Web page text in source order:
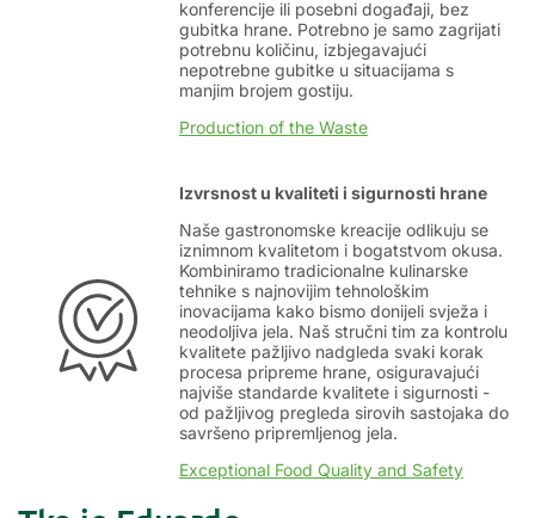
konferencije ili posebni događaji, bez
gubitka hrane. Potrebno je samo zagrijati
potrebnu količinu, izbjegavajući
nepotrebne gubitke u situacijama s
manjim brojem gostiju.
Production of the Waste
Izvrsnost u kvaliteti i sigurnosti hrane
Naše gastronomske kreacije odlikuju se
iznimnom kvalitetom i bogatstvom okusa.
Kombiniramo tradicionalne kulinarske
tehnike s najnovijim tehnološkim
inovacijama kako bismo donijeli svježa i
neodoljiva jela. Naš stručni tim za kontrolu
kvalitete pažljivo nadgleda svaki korak
procesa pripreme hrane, osiguravajući
najviše standarde kvalitete i sigurnosti -
od pažljivog pregleda sirovih sastojaka do
savršeno pripremljenog jela.
Exceptional Food Quality and Safety